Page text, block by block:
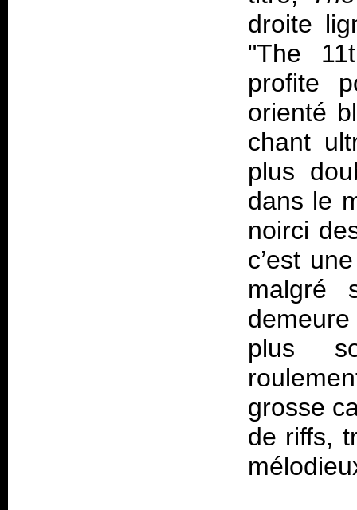
droite
"The
profite
orienté
chant
plus
dans le
noirci
c’est
malgré
plus
grosse
de riffs,